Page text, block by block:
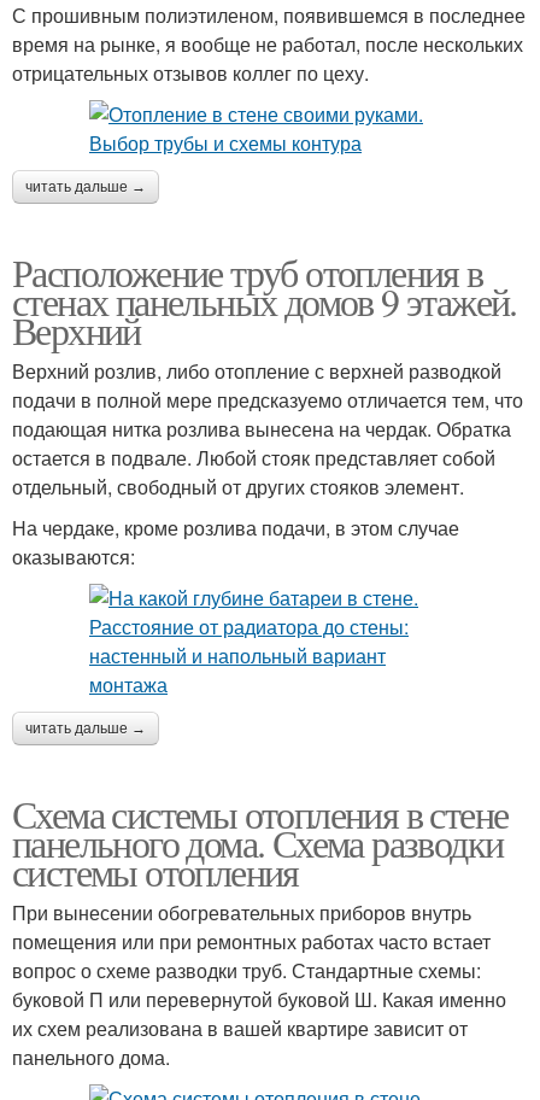
С прошивным полиэтиленом, появившемся в последнее
время на рынке, я вообще не работал, после нескольких
отрицательных отзывов коллег по цеху.
читать дальше →
Расположение труб отопления в
стенах панельных домов 9 этажей.
Верхний
Верхний розлив, либо отопление с верхней разводкой
подачи в полной мере предсказуемо отличается тем, что
подающая нитка розлива вынесена на чердак. Обратка
остается в подвале. Любой стояк представляет собой
отдельный, свободный от других стояков элемент.
На чердаке, кроме розлива подачи, в этом случае
оказываются:
читать дальше →
Схема системы отопления в стене
панельного дома. Схема разводки
системы отопления
При вынесении обогревательных приборов внутрь
помещения или при ремонтных работах часто встает
вопрос о схеме разводки труб. Стандартные схемы:
буковой П или перевернутой буковой Ш. Какая именно
их схем реализована в вашей квартире зависит от
панельного дома.